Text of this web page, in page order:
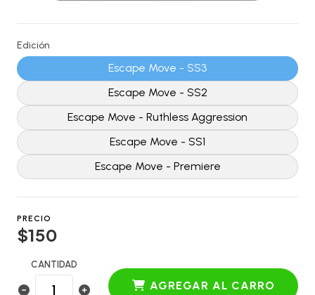
Edición
Escape Move - SS3
Escape Move - SS2
Escape Move - Ruthless Aggression
Escape Move - SS1
Escape Move - Premiere
PRECIO
$150
CANTIDAD
AGREGAR AL CARRO